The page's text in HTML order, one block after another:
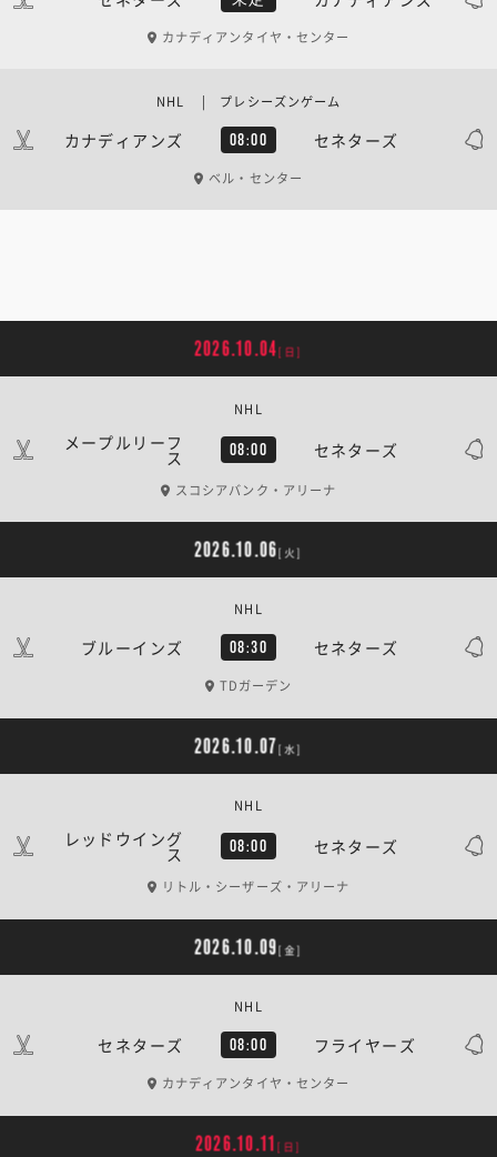
カナディアンタイヤ・センター
カナディアンズ 08:00 セネターズ
NHL | プレシーズンゲーム
ベル・センター
2026.10.04[日]
メープルリーフ
ス 08:00 セネターズ
NHL
スコシアバンク・アリーナ
2026.10.06[火]
ブルーインズ 08:30 セネターズ
NHL
TDガーデン
2026.10.07[水]
レッドウイング
ス 08:00 セネターズ
NHL
リトル・シーザーズ・アリーナ
2026.10.09[金]
セネターズ 08:00 フライヤーズ
NHL
カナディアンタイヤ・センター
2026.10.11 [日]